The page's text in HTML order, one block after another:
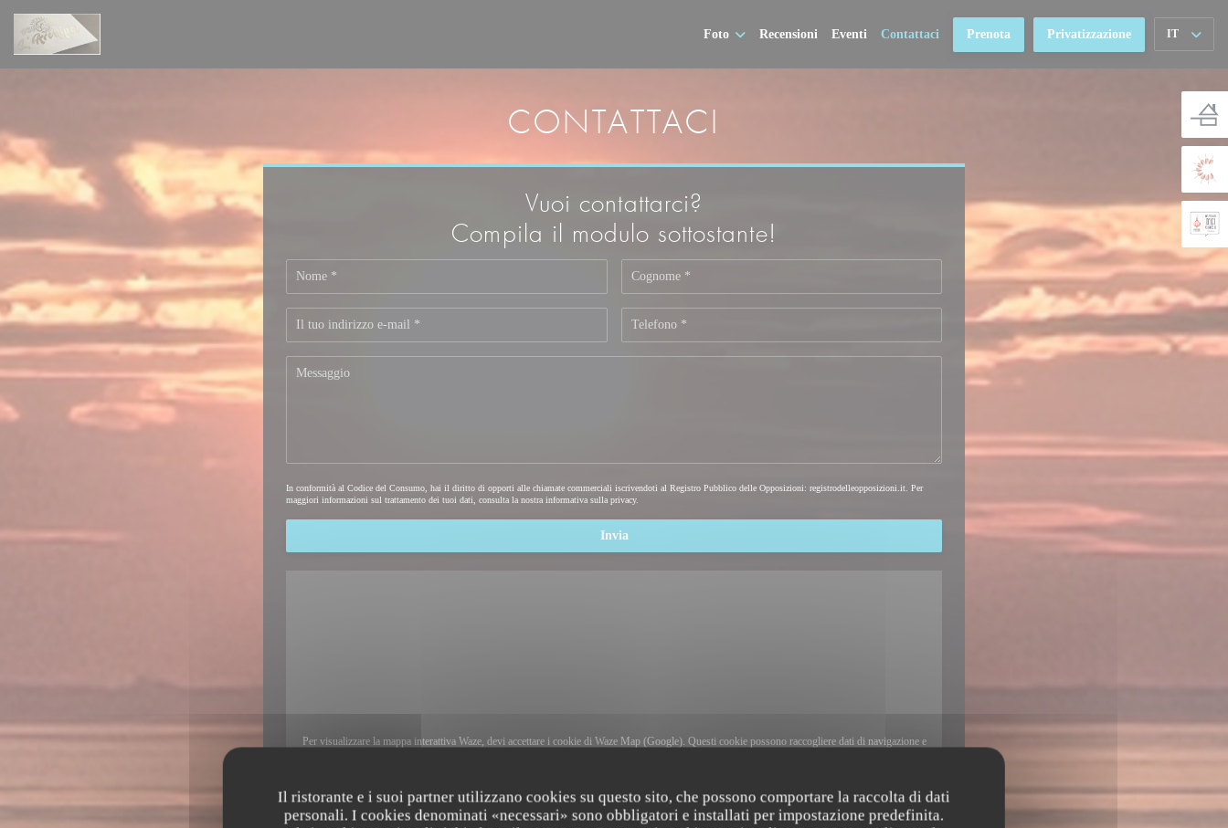
Il ristorante e i suoi partner utilizzano cookies su questo sito, che possono comportare la raccolta di dati
personali. I cookies denominati «necessari» sono obbligatori e installati per impostazione predefinita.
Foto Recensioni Eventi Contattaci Prenota Privatizzazione IT
CONTATTACI
Vuoi contattarci?
Compila il modulo sottostante!
In conformità al Codice del Consumo, hai il diritto di opporti alle chiamate commerciali iscrivendoti al Registro Pubblico delle Opposizioni: registrodelleopposizioni.it . Per
maggiori informazioni sul trattamento dei tuoi dati, consulta la nostra informativa sulla privacy.
Per visualizzare la mappa interattiva Waze, devi accettare i cookie di Waze Map (Google). Questi cookie possono raccogliere dati di navigazione e